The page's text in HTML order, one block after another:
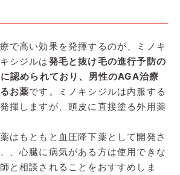
で高い効果を発揮するのが、ミノキ
シジルは発毛と抜け毛の進行予防の
認められており、男性のAGA治療
お薬です。ミノキシジルは内服する
揮しますが、頭皮に直接塗る外用薬
はもともと血圧降下薬として開発さ
、心臓に病気がある方は使用できな
と相談されることをおすすめしま